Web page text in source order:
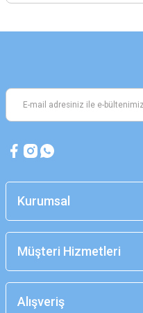
Kurumsal
Müşteri Hizmetleri
Alışveriş